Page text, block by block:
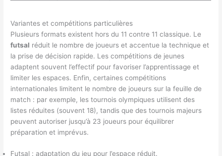
Variantes et compétitions particulières
Plusieurs formats existent hors du 11 contre 11 classique. Le
futsal réduit le nombre de joueurs et accentue la technique et
la prise de décision rapide. Les compétitions de jeunes
adaptent souvent l’effectif pour favoriser l’apprentissage et
limiter les espaces. Enfin, certaines compétitions
internationales limitent le nombre de joueurs sur la feuille de
match : par exemple, les tournois olympiques utilisent des
listes réduites (souvent 18), tandis que des tournois majeurs
peuvent autoriser jusqu’à 23 joueurs pour équilibrer
préparation et imprévus.
Futsal : adaptation du jeu pour l’espace réduit.